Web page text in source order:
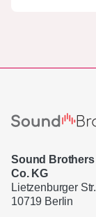
Sound Brothers
Co. KG
Lietzenburger
10719 Berlin